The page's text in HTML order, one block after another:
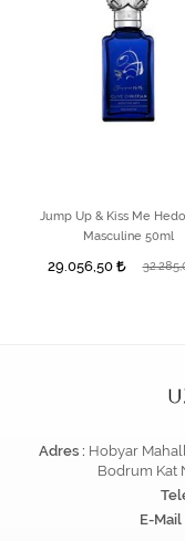
Jump Up & Kiss Me
Masculine 50ml
29.056,50
Adres : Hobyar
Bodrum Kat
E-Mail